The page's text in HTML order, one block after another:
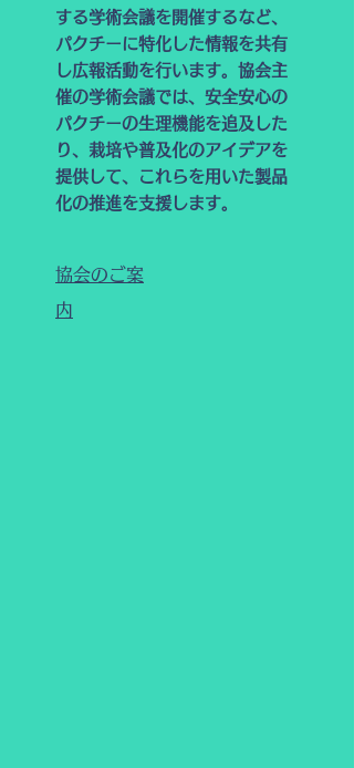
する学術会議を開催するなど、
パクチーに特化した情報を共有
し広報活動を行います。協会主
催の学術会議では、安全安心の
パクチーの生理機能を追及した
り、栽培や普及化のアイデアを
提供して、これらを用いた製品
化の推進を支援します。
協会のご案
内